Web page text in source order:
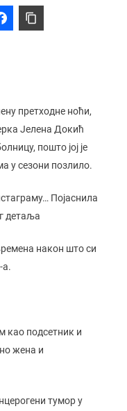
претходне ноћи,
Јелена Докић
пошто јој је
у сезони позлило.
Појаснила
детаља
након што си
а.
као подсетник и
жена и
тумор у